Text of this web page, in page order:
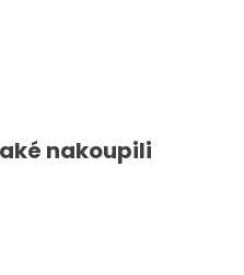
nakoupili